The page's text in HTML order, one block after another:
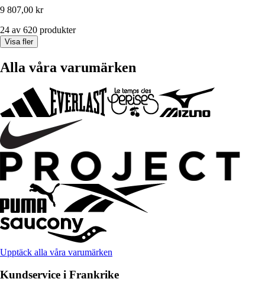
9 807,00 kr
24 av 620 produkter
Visa fler
Alla våra varumärken
Upptäck alla våra varumärken
Kundservice i Frankrike